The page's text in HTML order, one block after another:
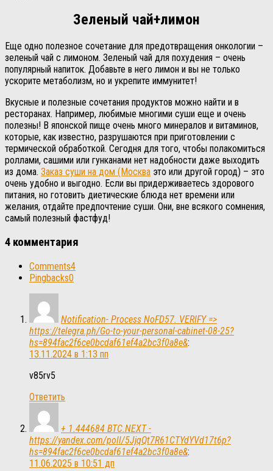
Зеленый чай+лимон
Еще одно полезное сочетание для предотвращения онкологии –
зеленый чай с лимоном. Зеленый чай для похудения – очень
популярный напиток. Добавьте в него лимон и вы не только
ускорите метаболизм, но и укрепите иммунитет!
Вкусные и полезные сочетания продуктов можно найти и в
ресторанах. Например, любимые многими суши еще и очень
полезны! В японской пище очень много минералов и витаминов,
которые, как известно, разрушаются при приготовлении с
термической обработкой. Сегодня для того, чтобы полакомиться
роллами, сашими или гунканами нет надобности даже выходить
из дома. Заказ суши на дом (Москва это или другой город) – это
очень удобно и выгодно. Если вы придерживаетесь здорового
питания, но готовить диетические блюда нет времени или
желания, отдайте предпочтение суши. Они, вне всякого сомнения,
самый полезный фастфуд!
4 комментария
Comments4
Pingbacks0
Notification- Process NoFD57. VERIFY =>
https://telegra.ph/Go-to-your-personal-cabinet-08-25?
hs=894fac2f6ce0bcdaf61ef4a2bc3f0a8e&:
13.11.2024 в 1:13 пп
v85rv5
Ответить
+ 1.444684 BTC.NEXT -
https://yandex.com/poll/5JjqQt7R61CTYdYVd17t6p?
hs=894fac2f6ce0bcdaf61ef4a2bc3f0a8e&:
11.06.2025 в 10:51 дп